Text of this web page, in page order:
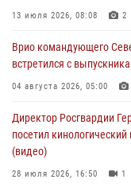
В Кабардино-Балкарии
08 августа 2026, 07:00
В Москве росгвардейцы
08 августа 2026, 06:32 1
13 июля 2026, 08:08 2
Врио командующего
встретился с
04 августа 2026, 05:00
Директор Росгвардии
посетил
(видео)
28 июля 2026, 16:50 1